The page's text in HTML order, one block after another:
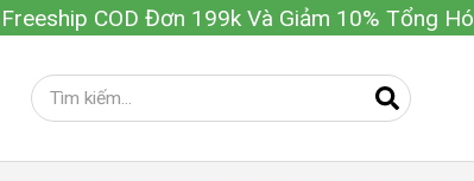
Freeship COD Đơn 199k Và Giảm 10% Tổng